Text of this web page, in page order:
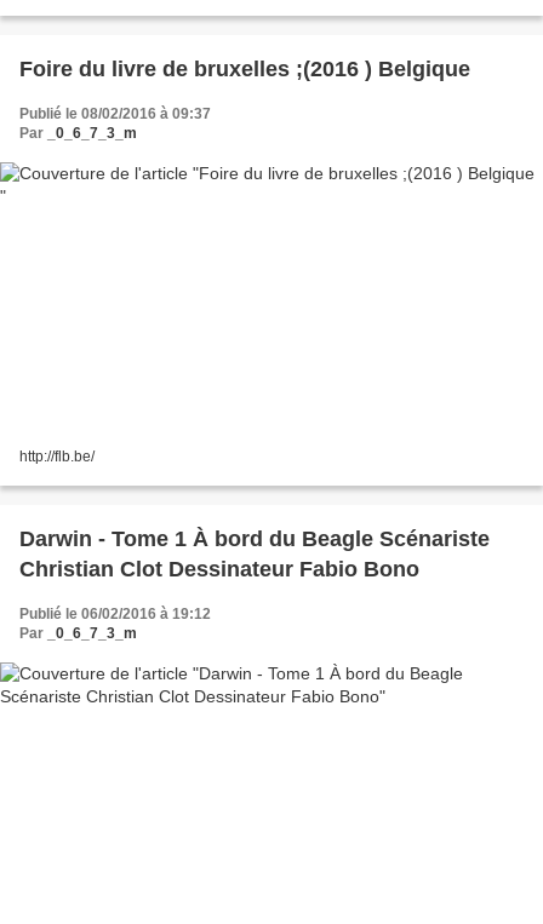
Foire du livre de bruxelles ;(2016 ) Belgique
Publié le 08/02/2016 à 09:37
Par
_0_6_7_3_m
http://flb.be/
Darwin - Tome 1 À bord du Beagle Scénariste
Christian Clot Dessinateur Fabio Bono
Publié le 06/02/2016 à 19:12
Par
_0_6_7_3_m